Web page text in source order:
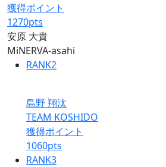
獲得ポイント
1270pts
安原 大貴
MiNERVA-asahi
RANK2
島野 翔汰
TEAM KOSHIDO
獲得ポイント
1060pts
RANK3